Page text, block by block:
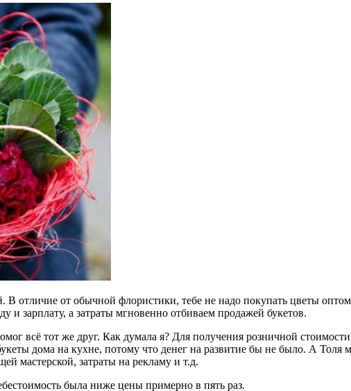
отличие от обычной флористики, тебе не надо покупать цветы
зарплату, а затраты мгновенно отбиваем продажей букетов.
всё тот же друг. Как думала я? Для получения розничной
дома на кухне, потому что денег на развитие бы не было. А Толя
мастерской, затраты на рекламу и т.д.
была ниже цены примерно в пять раз.